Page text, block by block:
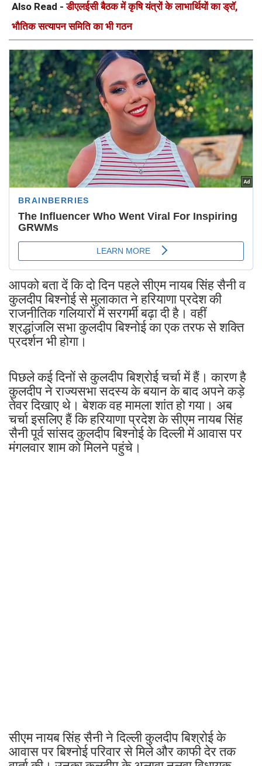
Also Read -डीएलईसी बैठक में कृषि यंत्रों के लाभार्थियों का ड्रॉ,
भौतिक सत्यापन समिति का भी गठन
आपको बता दें कि दो दिन पहले सीएम नायब सिंह सैनी व
कुलदीप बिश्नोई से मुलाकात ने हरियाणा प्रदेश की
राजनीतिक गलियारों में सरगर्मी बढ़ा दी है। वहीं
श्रद्धांजलि सभा कुलदीप बिश्नोई का एक तरफ से शक्ति
प्रदर्शन भी होगा।
पिछले कई दिनों से कुलदीप बिश्रोई चर्चा में हैं। कारण है
कुलदीप ने राज्यसभा सदस्य के बयान के बाद अपने कड़े
तेवर दिखाए थे। बेशक वह मामला शांत हो गया। अब
चर्चा इसलिए हैं कि हरियाणा प्रदेश के सीएम नायब सिंह
सैनी पूर्व सांसद कुलदीप बिश्नोई के दिल्ली में आवास पर
मंगलवार शाम को मिलने पहुंचे।
सीएम नायब सिंह सैनी ने दिल्ली कुलदीप बिश्रोई के
आवास पर बिश्नोई परिवार से मिले और काफी देर तक